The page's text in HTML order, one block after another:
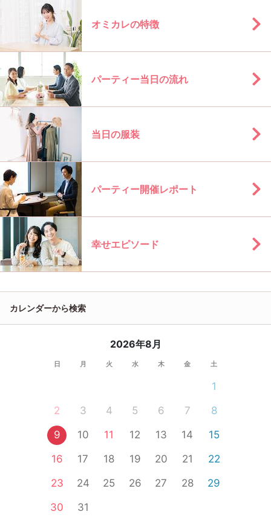
オミカレの特徴
パーティー当日の流れ
当日の服装
パーティー開催レポート
幸せエピソード
カレンダーから検索
2026年8月
日 月 火 水 木 金 土
1
2
3 4 5 6 7
8
9
10 11 12 13 14
15
16
17 18 19 20 21
22
23
24 25 26 27 28
29
30
31